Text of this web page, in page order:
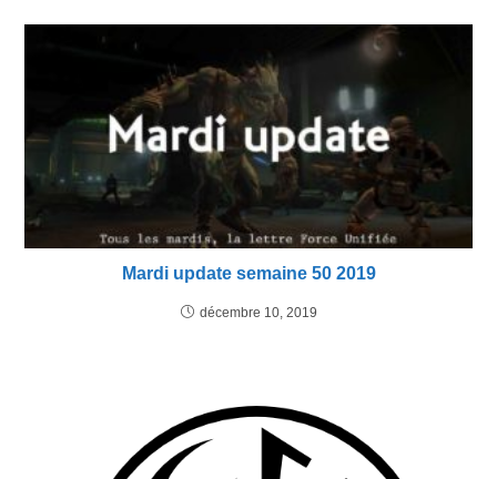
Mardi update semaine 50 2019
décembre 10, 2019